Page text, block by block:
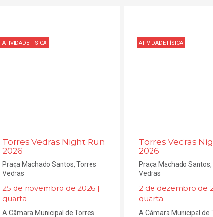
ATIVIDADE FÍSICA
Torres Vedras Night Run
2026
Praça Machado Santos, Torres
Vedras
25 de novembro de 2026 |
quarta
A Câmara Municipal de Torres
ATIVIDADE FÍSICA
Torres Vedras
2026
Praça Machado Santos,
Vedras
2 de dezembro de
quarta
A Câmara Municipal de